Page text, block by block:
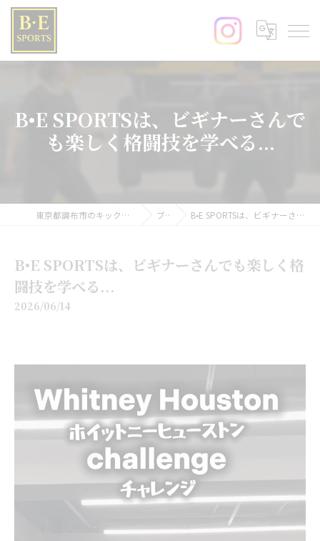
B•E SPORTSは、ビギナーさんで
も楽しく格闘技を学べる...
東京都調布市のキックボクシングならB･E SPORTS ブログ B•E SPORTSは、ビギナーさんでも楽しく格闘技を学べる...
B•E SPORTSは、ビギナーさんでも楽しく格
闘技を学べる...
2026/06/14